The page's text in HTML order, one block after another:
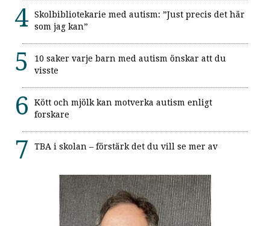
Skolbibliotekarie med autism: ”Just precis det här
som jag kan”
10 saker varje barn med autism önskar att du
visste
Kött och mjölk kan motverka autism enligt
forskare
TBA i skolan – förstärk det du vill se mer av